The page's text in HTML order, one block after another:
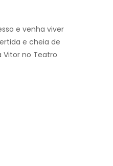
e venha viver
e cheia de
Vitor no Teatro